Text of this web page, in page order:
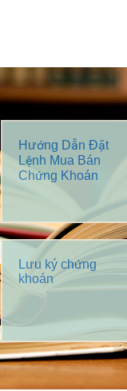
Hướng Dẫn Đặt
Lệnh Mua Bán
Chứng Khoán
Lưu ký chứng
khoán